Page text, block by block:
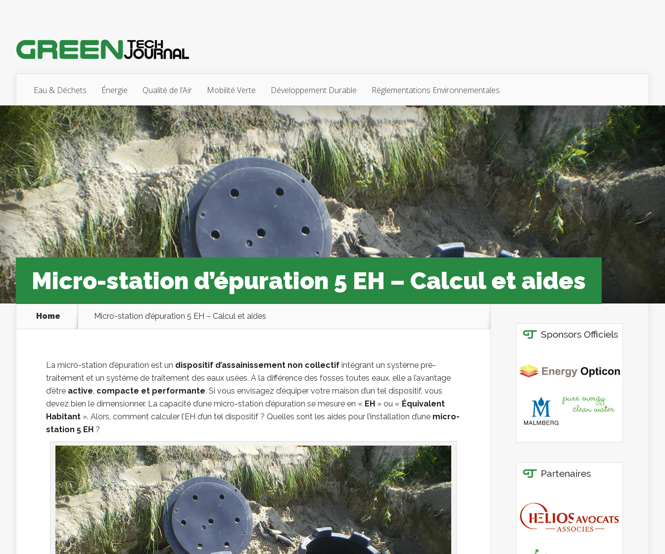
Eau & Déchets Énergie Qualité de l’Air Mobilité Verte Développement Durable Réglementations Environnementales
Micro-station d’épuration 5 EH – Calcul et aides
Home Micro-station d’épuration 5 EH – Calcul et aides
La micro-station d’épuration est un dispositif d’assainissement non collectif intégrant un système pré-
traitement et un système de traitement des eaux usées. À la différence des fosses toutes eaux, elle a l’avantage
d’être active, compacte et performante. Si vous envisagez d’équiper votre maison d’un tel dispositif, vous
devez bien le dimensionner. La capacité d’une micro-station d’épuration se mesure en « EH » ou « Équivalent
Habitant ». Alors, comment calculer l’EH d’un tel dispositif ? Quelles sont les aides pour l’installation d’une micro-
station 5 EH ?